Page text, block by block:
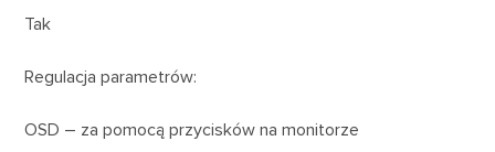
Tak
Regulacja parametrów:
OSD – za pomocą przycisków na monitorze